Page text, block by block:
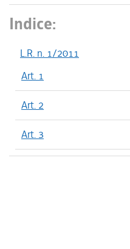
Indice:
L.R. n. 1/2011
Art. 1
Art. 2
Art. 3